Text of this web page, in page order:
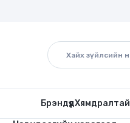
БрэндүүдХямдралтай